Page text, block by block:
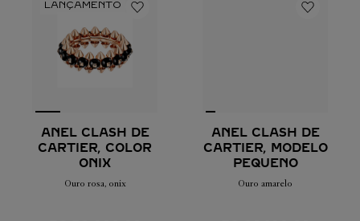
ANEL CLASH DE
CARTIER, COLOR
ONIX
Ouro rosa, onix
ANEL CLASH DE
CARTIER, MODELO
PEQUENO
Ouro amarelo